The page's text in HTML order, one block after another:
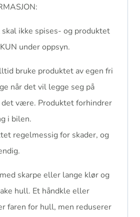
ikke spises- og produktet
under oppsyn.
bruke produktet av egen fri
når det vil legge seg på
være. Produktet forhindrer
i bilen.
regelmessig for skader, og
skarpe eller lange klør og
hull. Et håndkle eller
faren for hull, men reduserer